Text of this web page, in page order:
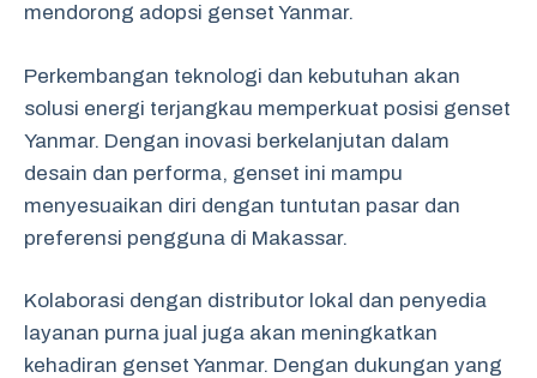
mendorong adopsi genset Yanmar.
Perkembangan teknologi dan kebutuhan akan
solusi energi terjangkau memperkuat posisi genset
Yanmar. Dengan inovasi berkelanjutan dalam
desain dan performa, genset ini mampu
menyesuaikan diri dengan tuntutan pasar dan
preferensi pengguna di Makassar.
Kolaborasi dengan distributor lokal dan penyedia
layanan purna jual juga akan meningkatkan
kehadiran genset Yanmar. Dengan dukungan yang